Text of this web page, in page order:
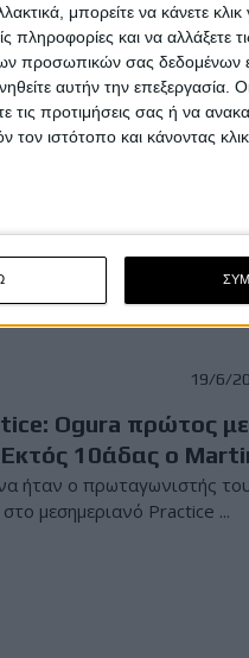
μπορείτε να κάνετε κλικ
και να αλλάξετε
προσωπικών σας δεδομένων
αυτήν την επεξεργασία.
τις προτιμήσεις σας ή να
ιστότοπο και κάνοντας
20/6/
με ρεκόρ
αναβάτη εδώ και έξι
19/6/
Ogura πρώτος με
10άδας ο
ήταν ο πρωταγωνιστής
μεσημεριανό Practice ...